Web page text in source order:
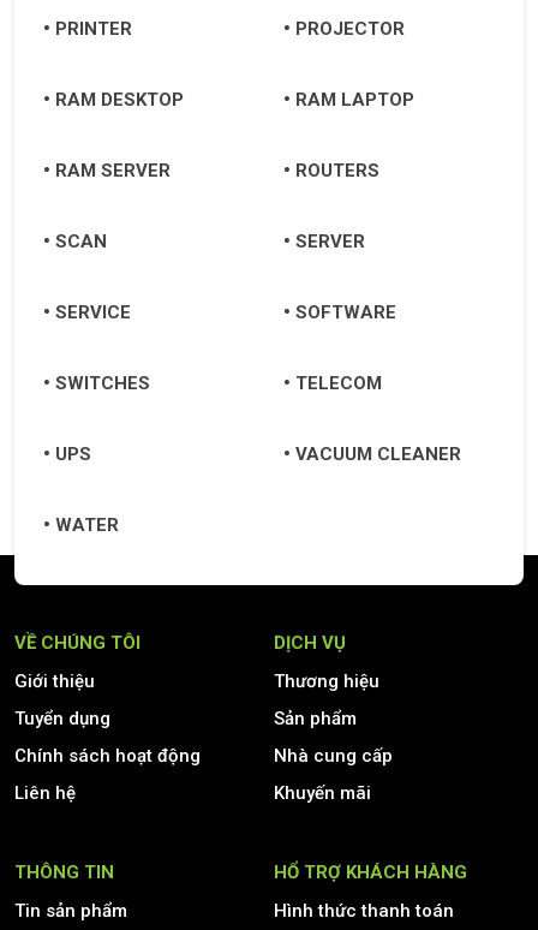
PRINTER PROJECTOR
RAM DESKTOP RAM LAPTOP
RAM SERVER ROUTERS
SCAN SERVER
SERVICE SOFTWARE
SWITCHES TELECOM
UPS VACUUM CLEANER
WATER
VỀ CHÚNG TÔI
Giới thiệu
Tuyển dụng
Chính sách hoạt động
Liên hệ
DỊCH VỤ
Thương hiệu
Sản phẩm
Nhà cung cấp
Khuyến mãi
THÔNG TIN
Tin sản phẩm
HỔ TRỢ KHÁCH HÀNG
Hình thức thanh toán